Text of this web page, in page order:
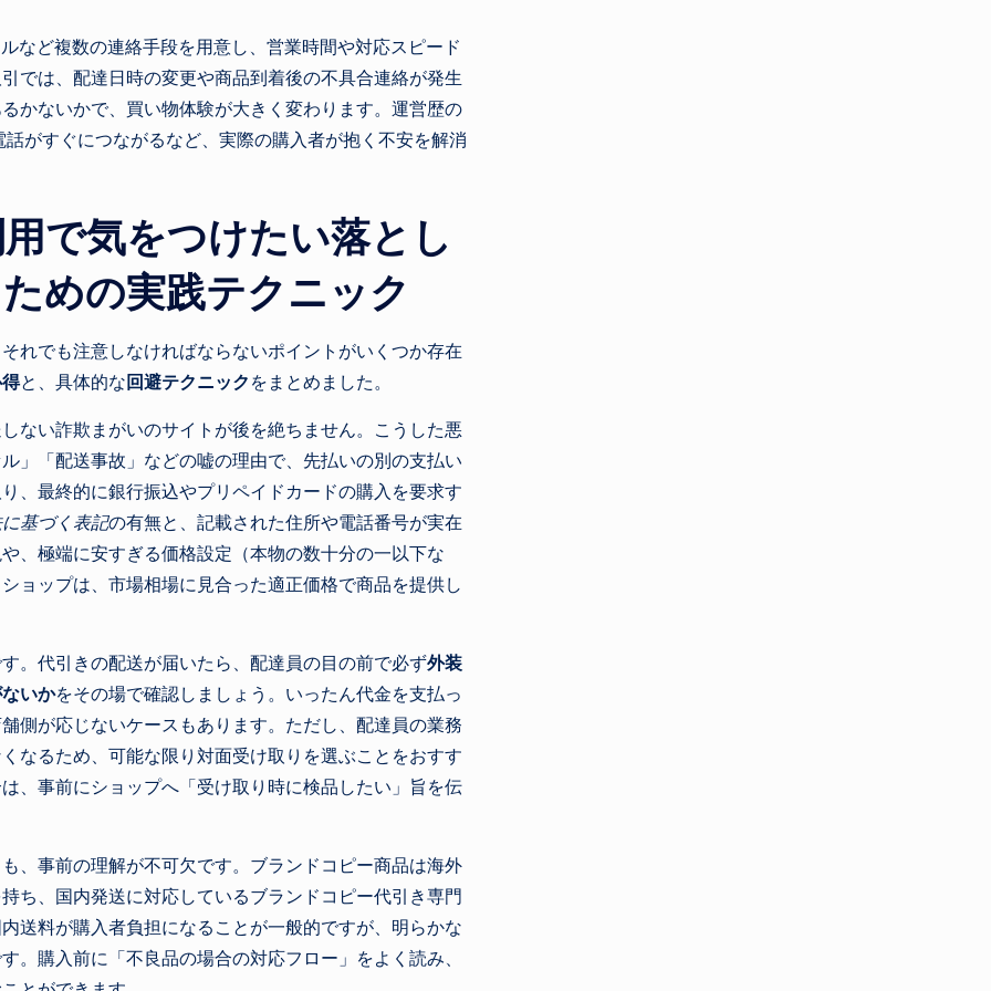
など複数の連絡手段を用意し、営業時間や対応スピード
では、配達日時の変更や商品到着後の不具合連絡が発生
かないかで、買い物体験が大きく変わります。運営歴の
がすぐにつながるなど、実際の購入者が抱く不安を解消
で気をつけたい落とし
めの実践テクニック
れでも注意しなければならないポイントがいくつか存在
と、具体的な回避テクニックをまとめました。
ない詐欺まがいのサイトが後を絶ちません。こうした悪
」「配送事故」などの嘘の理由で、先払いの別の支払い
、最終的に銀行振込やプリペイドカードの購入を要求す
基づく表記の有無と、記載された住所や電話番号が実在
、極端に安すぎる価格設定（本物の数十分の一以下な
ョップは、市場相場に見合った適正価格で商品を提供し
。代引きの配送が届いたら、配達員の目の前で必ず外装
いかをその場で確認しましょう。いったん代金を支払っ
側が応じないケースもあります。ただし、配達員の業務
なるため、可能な限り対面受け取りを選ぶことをおすす
、事前にショップへ「受け取り時に検品したい」旨を伝
、事前の理解が不可欠です。ブランドコピー商品は海外
ち、国内発送に対応しているブランドコピー代引き専門
送料が購入者負担になることが一般的ですが、明らかな
購入前に「不良品の場合の対応フロー」をよく読み、